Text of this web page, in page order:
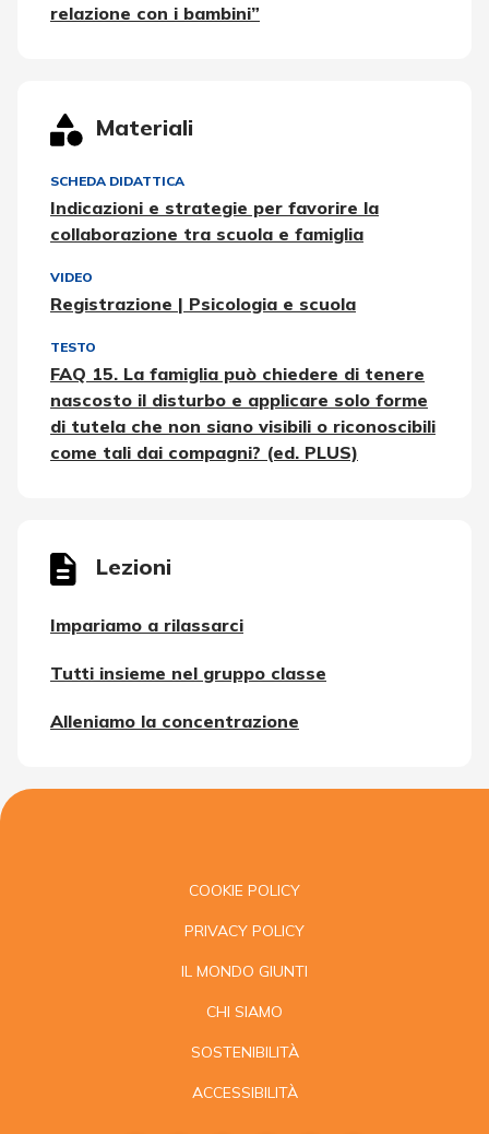
relazione con i bambini”
Materiali
SCHEDA DIDATTICA
Indicazioni e strategie per favorire la
collaborazione tra scuola e famiglia
VIDEO
Registrazione | Psicologia e scuola
TESTO
FAQ 15. La famiglia può chiedere di tenere
nascosto il disturbo e applicare solo forme
di tutela che non siano visibili o riconoscibili
come tali dai compagni? (ed. PLUS)
Lezioni
Impariamo a rilassarci
Tutti insieme nel gruppo classe
Alleniamo la concentrazione
COOKIE POLICY
PRIVACY POLICY
IL MONDO GIUNTI
CHI SIAMO
SOSTENIBILITÀ
ACCESSIBILITÀ